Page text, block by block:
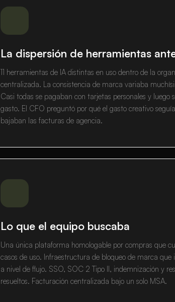
La dispersión de herramientas
11 herramientas de IA distintas en uso dentro de la
centralizada. La consistencia de marca variaba
Casi todas se pagaban con tarjetas personales y luego
gasto. El CFO preguntó por qué el gasto creativo
bajaban las facturas de agencia.
Lo que el equipo buscaba
Una única plataforma homologable por compras que
casos de uso. Infraestructura de bloqueo de marca que
a nivel de flujo. SSO, SOC 2 Tipo II, indemnización y
resueltos. Facturación centralizada bajo un solo MSA.